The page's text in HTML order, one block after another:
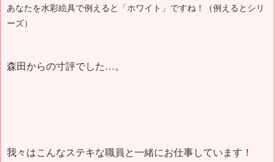
あなたを水彩絵具で例えると「ホワイト」ですね！（例えるとシリ
ーズ）
森田からの寸評でした…。
我々はこんなステキな職員と一緒にお仕事しています！